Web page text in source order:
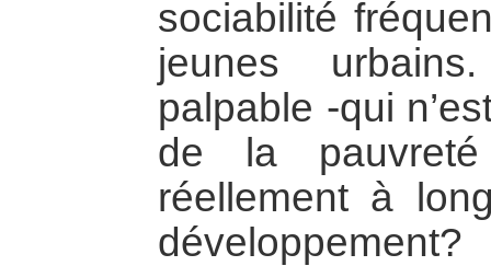
sociabilité
jeunes
palpable -qui
de la
réellement à
développement?